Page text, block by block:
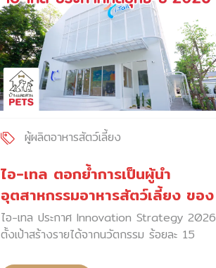
ผู้ผลิตอาหารสัตว์เลี้ยง
ไอ-เทล ตอกย้ำการเป็นผู้นำ
อุตสาหกรรมอาหารสัตว์เลี้ยง ของ
โลก
ไอ-เทล ประกาศ Innovation Strategy 2026
ตั้งเป้าสร้างรายได้จากนวัตกรรม ร้อยละ 15